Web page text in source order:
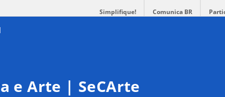
Simplifique! Comunica BR
e Arte | SeCArte